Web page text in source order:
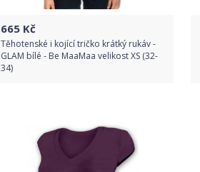
665 Kč
Těhotenské i kojící tričko krátký rukáv -
GLAM bílé - Be MaaMaa velikost XS (32-
34)
Detail produktu